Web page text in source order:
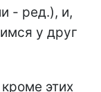
- ред.), и,
у друг
этих